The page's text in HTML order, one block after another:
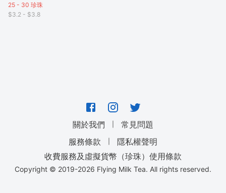
25 - 30 珍珠
$3.2 - $3.8
關於我們 ｜
常見問題
服務條款
｜
隱私權聲明
收費服務及虛擬貨幣（珍珠）使用條款
Copyright © 2019-2026 Flying Milk Tea. All rights reserved.